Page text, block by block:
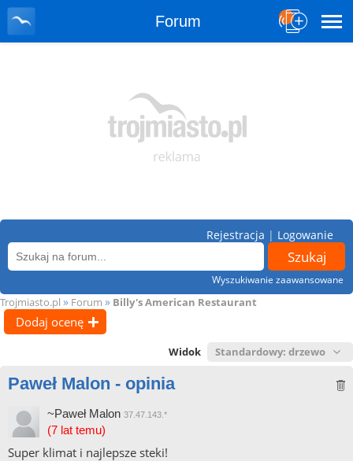
Forum
Wyszukiwanie zaawansowane
Rejestracja | Logowanie
Trojmiasto.pl » Forum » Billy's American Restaurant
Dodaj ocenę
Widok
Paweł Malon - opinia
~Paweł Malon 37.47.143.*
(7 lat temu)
Super klimat i najlepsze steki!